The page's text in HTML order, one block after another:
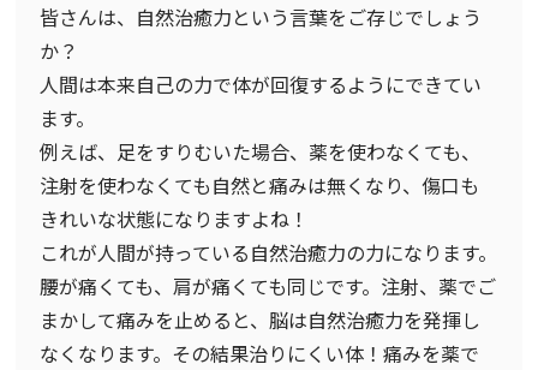
皆さんは、自然治癒力という言葉をご存じでしょう
か？
人間は本来自己の力で体が回復するようにできてい
ます。
例えば、足をすりむいた場合、薬を使わなくても、
注射を使わなくても自然と痛みは無くなり、傷口も
きれいな状態になりますよね！
これが人間が持っている自然治癒力の力になります。
腰が痛くても、肩が痛くても同じです。注射、薬でご
まかして痛みを止めると、脳は自然治癒力を発揮し
なくなります。その結果治りにくい体！痛みを薬で